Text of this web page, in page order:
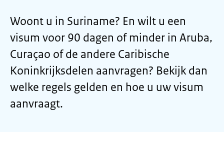
Woont u in Suriname? En wilt u een
visum voor 90 dagen of minder in Aruba,
Curaçao of de andere Caribische
Koninkrijksdelen aanvragen? Bekijk dan
welke regels gelden en hoe u uw visum
aanvraagt.